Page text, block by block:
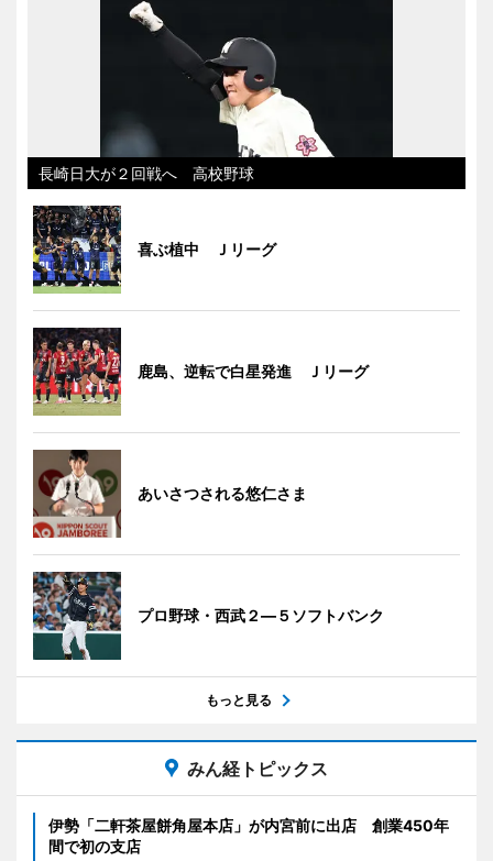
長崎日大が２回戦へ 高校野球
喜ぶ植中 Ｊリーグ
鹿島、逆転で白星発進 Ｊリーグ
あいさつされる悠仁さま
プロ野球・西武２―５ソフトバンク
もっと見る
みん経トピックス
伊勢「二軒茶屋餅角屋本店」が内宮前に出店 創業450年
間で初の支店